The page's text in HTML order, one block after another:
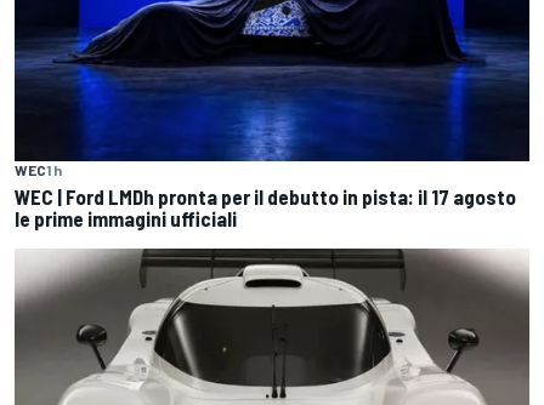
WEC1 h
WEC | Ford LMDh pronta per il debutto in pista: il 17 agosto
le prime immagini ufficiali